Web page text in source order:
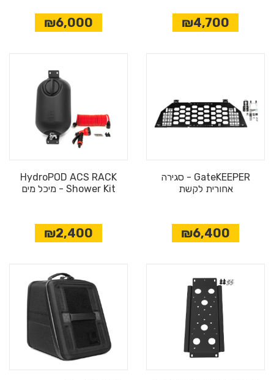
₪4,700
₪6,000
GateKEEPER - סגירה
אחורית לקשת
₪6,400
HydroPOD ACS RACK
Shower Kit - מיכל מים
₪2,400